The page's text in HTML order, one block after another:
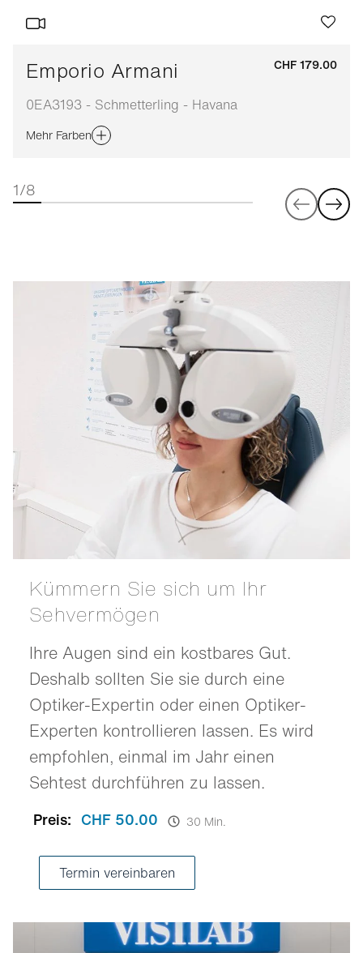
Emporio Armani
0EA3193 - Schmetterling - Havana
CHF 179.00
Mehr Farben
1/8
Kümmern Sie sich um Ihr
Sehvermögen
Ihre Augen sind ein kostbares Gut.
Deshalb sollten Sie sie durch eine
Optiker-Expertin oder einen Optiker-
Experten kontrollieren lassen. Es wird
empfohlen, einmal im Jahr einen
Sehtest durchführen zu lassen.
Preis: CHF 50.00 30 Min.
Termin vereinbaren